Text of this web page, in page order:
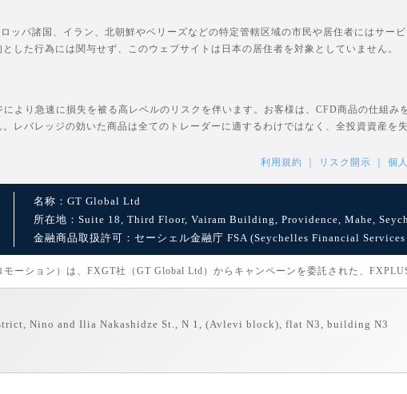
ッパ諸国、イラン、北朝鮮やベリーズなどの特定管轄区域の市民や居住者にはサー
した行為には関与せず、このウェブサイトは日本の居住者を対象としていません。
より急速に損失を被る高レベルのリスクを伴います。お客様は、CFD商品の仕組
レバレッジの効いた商品は全てのトレーダーに適するわけではなく、全投資資産を
利用規約 リスク開示 個
名称：GT Global Ltd
所在地：Suite 18, Third Floor, Vairam Building, Providence, Mahe,
金融商品取扱許可：セーシェル金融庁 FSA (Seychelles Financial
ーション）は、FXGT社（GT Global Ltd）からキャンペーンを委託された、
Nino and Ilia Nakashidze St., N 1, (Avlevi block), flat N3, building N3